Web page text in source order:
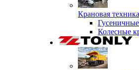
Крановая
Колесные